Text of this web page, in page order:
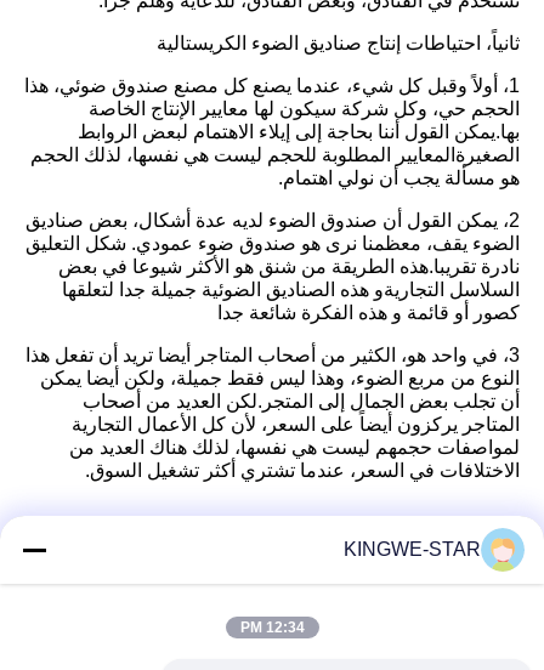
ثانياً، احتياطات إنتاج صناديق الضوء الكريستالية
1، أولاً وقبل كل شيء، عندما يصنع كل مصنع صندوق ضوئي، هذا
الحجم حي، وكل شركة سيكون لها معايير الإنتاج الخاصة
بها.يمكن القول أننا بحاجة إلى إيلاء الاهتمام لبعض الروابط
الصغيرةالمعايير المطلوبة للحجم ليست هي نفسها، لذلك الحجم
هو مسألة يجب أن نولي اهتمام.
2، يمكن القول أن صندوق الضوء لديه عدة أشكال، بعض صناديق
الضوء يقف، معظمنا نرى هو صندوق ضوء عمودي. شكل التعليق
نادرة تقريبا.هذه الطريقة من شنق هو الأكثر شيوعا في بعض
السلاسل التجاريةو هذه الصناديق الضوئية جميلة جدا لتعلقها
كصور أو قائمة و هذه الفكرة شائعة جدا
3، في واحد هو، الكثير من أصحاب المتاجر أيضا تريد أن تفعل هذا
النوع من مربع الضوء، وهذا ليس فقط جميلة، ولكن أيضا يمكن
أن تجلب بعض الجمال إلى المتجر.لكن العديد من أصحاب
المتاجر يركزون أيضاً على السعر، لأن كل الأعمال التجارية
لمواصفات حجمهم ليست هي نفسها، لذلك هناك العديد من
الاختلافات في السعر، عندما تشتري أكثر تشغيل السوق.
KINGWE-STAR
12:34 PM